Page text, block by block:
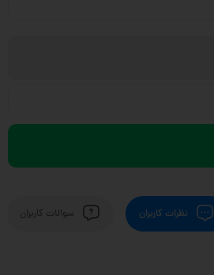
نظرات کاربران سوالات کاربران